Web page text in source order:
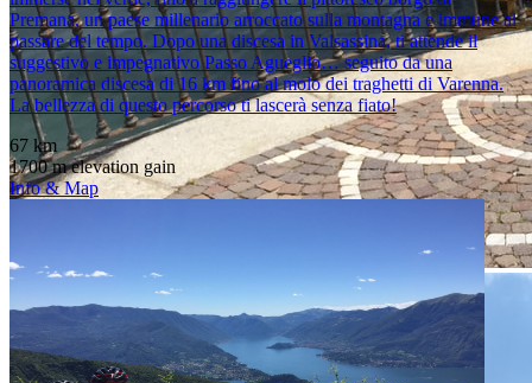
Premana, un paese millenario arroccato sulla montagna e immune al
passare del tempo. Dopo una discesa in Valsassina, ti attende il
suggestivo e impegnativo Passo Agueglio… seguito da una
panoramica discesa di 16 km fino al molo dei traghetti di Varenna.
La bellezza di questo percorso ti lascerà senza fiato!
67 km
1700 m elevation gain
Info & Map